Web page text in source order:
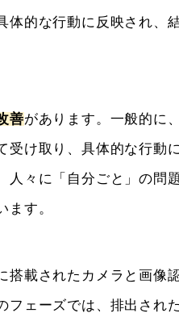
的な行動に反映され、
善があります。一般的に
け取り、具体的な行動
々に「自分ごと」の問
ます。
載されたカメラと画像
ェーズでは、排出され